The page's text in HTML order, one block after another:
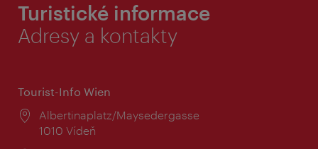
Turistické informace
Adresy a kontakty
Tourist-Info Wien
Místo:
Albertinaplatz/Maysedergasse
1010 Vídeň